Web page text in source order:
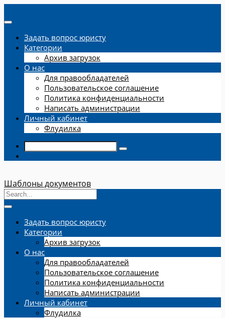
Задать вопрос юристу
Категории
Архив загрузок
О нас
Для правообладателей
Пользовательское соглашение
Политика конфиденциальности
Написать администрации
Личный кабинет
Флудилка
Шаблоны документов
Задать вопрос юристу
Категории
Архив загрузок
О нас
Для правообладателей
Пользовательское соглашение
Политика конфиденциальности
Написать администрации
Личный кабинет
Флудилка